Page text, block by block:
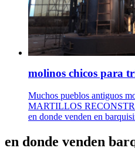
molinos chicos para
Muchos pueblos antiguos
MARTILLOS
en donde venden en
en donde venden